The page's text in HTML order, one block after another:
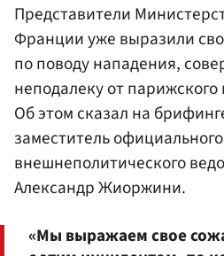
Представители
Франции уже выразили
по поводу нападения,
неподалеку от
Об этом сказал на
заместитель
внешнеполитического
Александр Жиоржини.
«Мы выражаем свое